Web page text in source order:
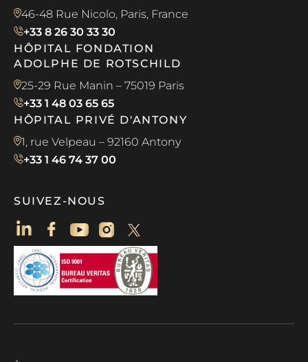
46-48 Rue Nicolo, Paris, France
+33 8 26 30 33 30
HÔPITAL FONDATION
ADOLPHE DE ROTSCHILD
25-29 Rue Manin – 75019 Paris
+33 1 48 03 65 65
HÔPITAL PRIVÉ D'ANTONY
1, rue Velpeau – 92160 Antony
+33 1 46 74 37 00
SUIVEZ-NOUS